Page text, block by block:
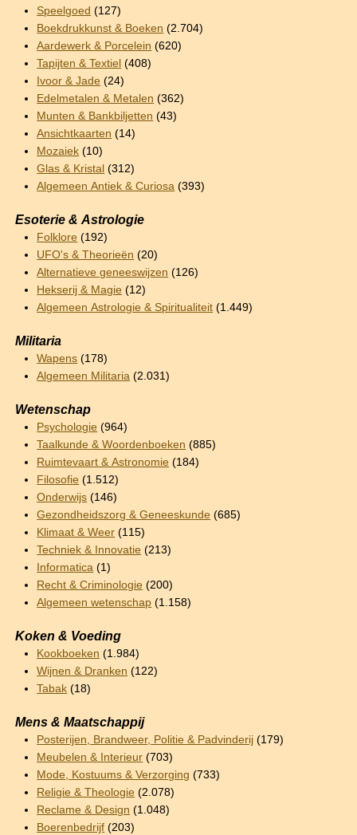
Speelgoed (127)
Boekdrukkunst & Boeken (2.704)
Aardewerk & Porcelein (620)
Tapijten & Textiel (408)
Ivoor & Jade (24)
Edelmetalen & Metalen (362)
Munten & Bankbiljetten (43)
Ansichtkaarten (14)
Mozaiek (10)
Glas & Kristal (312)
Algemeen Antiek & Curiosa (393)
Esoterie & Astrologie
Folklore (192)
UFO's & Theorieën (20)
Alternatieve geneeswijzen (126)
Hekserij & Magie (12)
Algemeen Astrologie & Spiritualiteit (1.449)
Militaria
Wapens (178)
Algemeen Militaria (2.031)
Wetenschap
Psychologie (964)
Taalkunde & Woordenboeken (885)
Ruimtevaart & Astronomie (184)
Filosofie (1.512)
Onderwijs (146)
Gezondheidszorg & Geneeskunde (685)
Klimaat & Weer (115)
Techniek & Innovatie (213)
Informatica (1)
Recht & Criminologie (200)
Algemeen wetenschap (1.158)
Koken & Voeding
Kookboeken (1.984)
Wijnen & Dranken (122)
Tabak (18)
Mens & Maatschappij
Posterijen, Brandweer, Politie & Padvinderij (179)
Meubelen & Interieur (703)
Mode, Kostuums & Verzorging (733)
Religie & Theologie (2.078)
Reclame & Design (1.048)
Boerenbedrijf (203)